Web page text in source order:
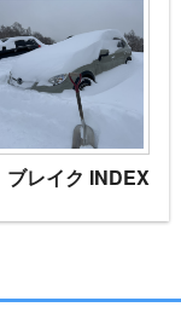
ブレイク INDEX